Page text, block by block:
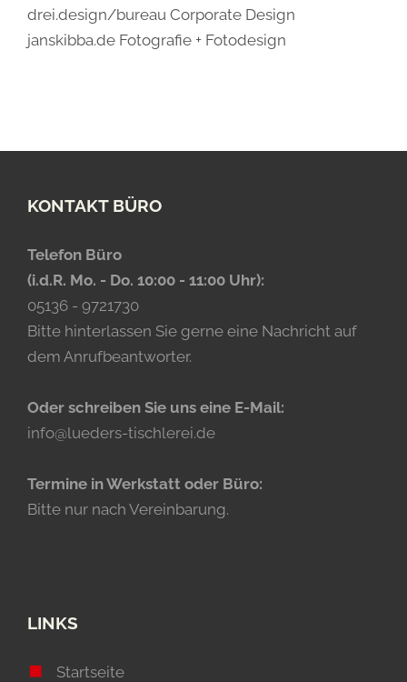
drei.design/bureau Corporate Design
janskibba.de Fotografie + Fotodesign
KONTAKT BÜRO
Telefon Büro
(i.d.R. Mo. - Do. 10:00 - 11:00 Uhr):
05136 - 9721730
Bitte hinterlassen Sie gerne eine Nachricht auf
dem Anrufbeantworter.
Oder schreiben Sie uns eine E-Mail:
info@lueders-tischlerei.de
Termine in Werkstatt oder Büro:
Bitte nur nach Vereinbarung.
LINKS
Startseite